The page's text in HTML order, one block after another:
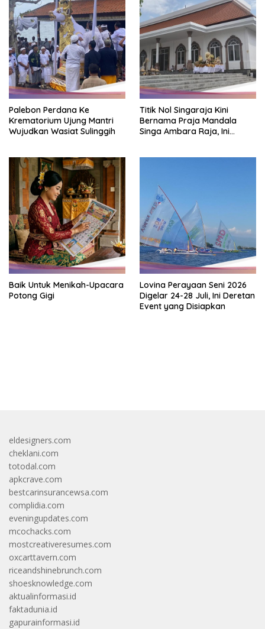
Palebon Perdana Ke
Krematorium Ujung Mantri
Wujudkan Wasiat Sulinggih
Titik Nol Singaraja Kini
Bernama Praja Mandala
Singa Ambara Raja, Ini
Baik Untuk Menikah-Upacara
Potong Gigi
Lovina Perayaan Seni 2026
Digelar 24-28 Juli, Ini Deretan
Event yang Disiapkan
eldesigners.com
cheklani.com
totodal.com
apkcrave.com
bestcarinsurancewsa.com
complidia.com
eveningupdates.com
mcochacks.com
mostcreativeresumes.com
oxcarttavern.com
riceandshinebrunch.com
shoesknowledge.com
aktualinformasi.id
faktadunia.id
gapurainformasi.id